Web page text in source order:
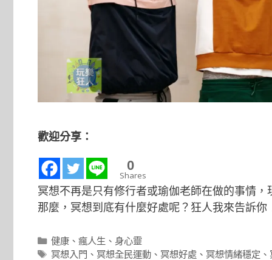
歡迎分享：
0
Shares
冥想不再是只有修行者或瑜伽老師在做的事情
那麼，冥想到底有什麼好處呢？狂人我來告訴你
分
類
健康 、瘋人生 、 身心靈
標
冥想入門 、 冥想全民運動 、 冥想好處 、 冥想情緒穩定 、